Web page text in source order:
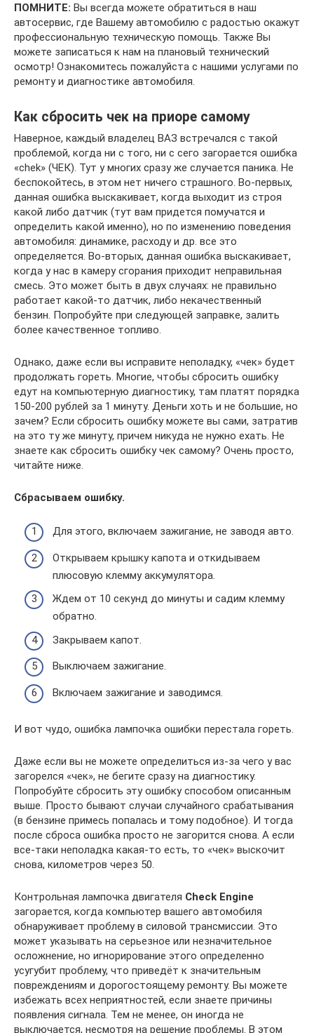
ПОМНИТЕ: Вы всегда можете обратиться в наш
автосервис, где Вашему автомобилю с радостью окажут
профессиональную техническую помощь. Также Вы
можете записаться к нам на плановый технический
осмотр! Ознакомитесь пожалуйста с нашими услугами по
ремонту и диагностике автомобиля.
Как сбросить чек на приоре самому
Наверное, каждый владелец ВАЗ встречался с такой
проблемой, когда ни с того, ни с сего загорается ошибка
«chek» (ЧЕК). Тут у многих сразу же случается паника. Не
беспокойтесь, в этом нет ничего страшного. Во-первых,
данная ошибка выскакивает, когда выходит из строя
какой либо датчик (тут вам придется помучатся и
определить какой именно), но по изменению поведения
автомобиля: динамике, расходу и др. все это
определяется. Во-вторых, данная ошибка выскакивает,
когда у нас в камеру сгорания приходит неправильная
смесь. Это может быть в двух случаях: не правильно
работает какой-то датчик, либо некачественный
бензин. Попробуйте при следующей заправке, залить
более качественное топливо.
Однако, даже если вы исправите неполадку, «чек» будет
продолжать гореть. Многие, чтобы сбросить ошибку
едут на компьютерную диагностику, там платят порядка
150-200 рублей за 1 минуту. Деньги хоть и не большие, но
зачем? Если сбросить ошибку можете вы сами, затратив
на это ту же минуту, причем никуда не нужно ехать. Не
знаете как сбросить ошибку чек самому? Очень просто,
читайте ниже.
Сбрасываем ошибку.
Для этого, включаем зажигание, не заводя авто.
Открываем крышку капота и откидываем
плюсовую клемму аккумулятора.
Ждем от 10 секунд до минуты и садим клемму
обратно.
Закрываем капот.
Выключаем зажигание.
Включаем зажигание и заводимся.
И вот чудо, ошибка лампочка ошибки перестала гореть.
Даже если вы не можете определиться из-за чего у вас
загорелся «чек», не бегите сразу на диагностику.
Попробуйте сбросить эту ошибку способом описанным
выше. Просто бывают случаи случайного срабатывания
(в бензине примесь попалась и тому подобное). И тогда
после сброса ошибка просто не загорится снова. А если
все-таки неполадка какая-то есть, то «чек» выскочит
снова, километров через 50.
Контрольная лампочка двигателя Check Engine
загорается, когда компьютер вашего автомобиля
обнаруживает проблему в силовой трансмиссии. Это
может указывать на серьезное или незначительное
осложнение, но игнорирование этого определенно
усугубит проблему, что приведёт к значительным
повреждениям и дорогостоящему ремонту. Вы можете
избежать всех неприятностей, если знаете причины
появления сигнала. Тем не менее, он иногда не
выключается, несмотря на решение проблемы. В этом